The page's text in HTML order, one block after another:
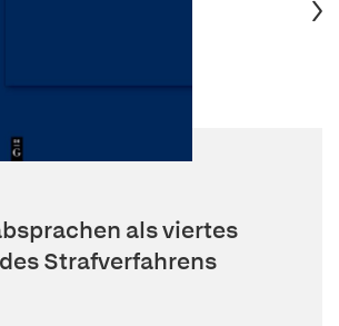
als viertes
Strafverfahrens